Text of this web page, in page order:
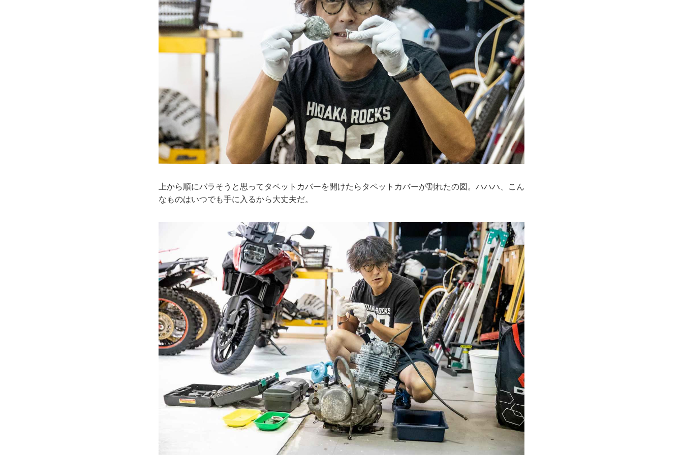
上から順にバラそうと思ってタペットカバーを開けたらタペットカバーが割れたの図。ハハハ、こん
なものはいつでも手に入るから大丈夫だ。